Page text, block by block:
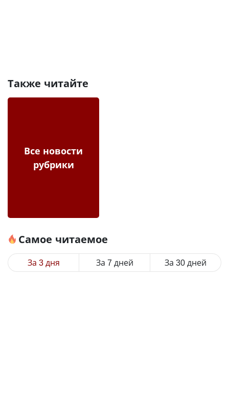
Также читайте
Все новости
рубрики
Самое читаемое
За 3 дня За 7 дней За 30 дней